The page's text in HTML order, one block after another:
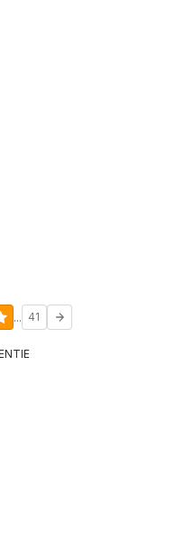
... 41